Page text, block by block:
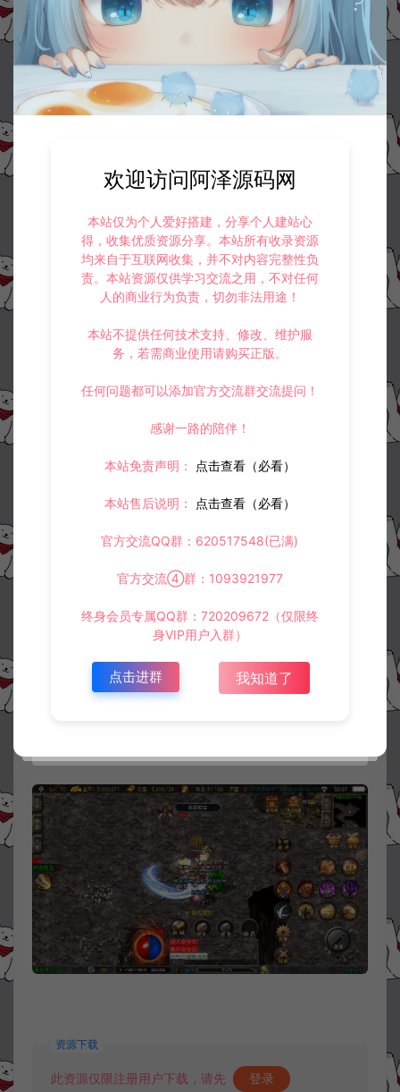
资源下载
此资源仅限注册用户下载，请先 登录
欢迎访问阿泽源码网
本站仅为个人爱好搭建，分享个人建站心
得，收集优质资源分享。本站所有收录资源
均来自于互联网收集，并不对内容完整性负
责。本站资源仅供学习交流之用，不对任何
人的商业行为负责，切勿非法用途！
本站不提供任何技术支持、修改、维护服
务，若需商业使用请购买正版。
任何问题都可以添加官方交流群交流提问！
感谢一路的陪伴！
本站免责声明： 点击查看（必看）
本站售后说明： 点击查看（必看）
官方交流QQ群：620517548(已满)
官方交流④群：1093921977
终身会员专属QQ群：720209672（仅限终
身VIP用户入群）
点击进群 我知道了